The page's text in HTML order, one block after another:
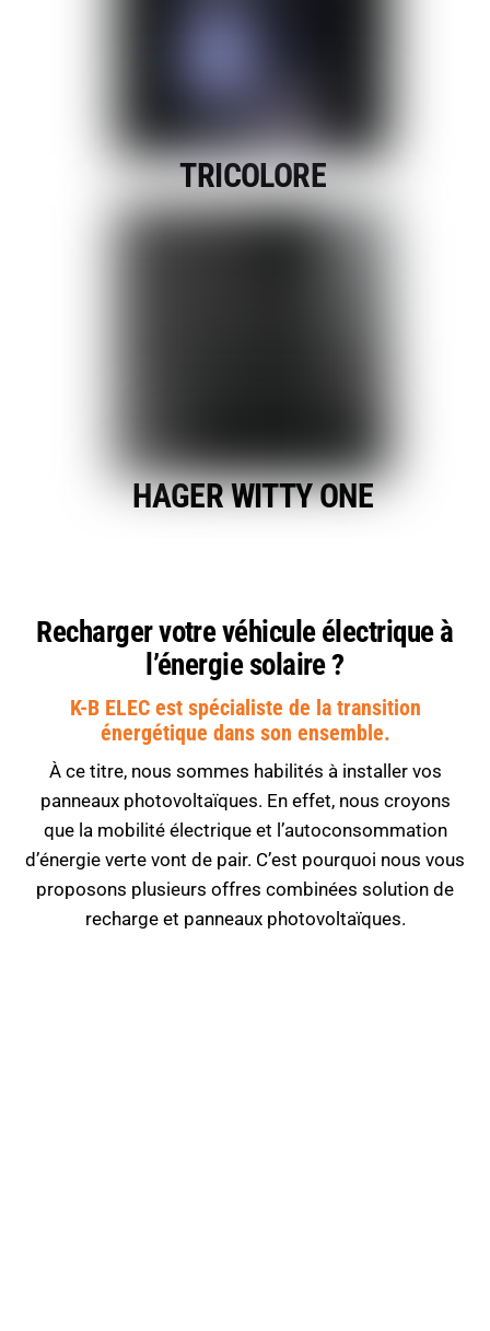
TRICOLORE
HAGER WITTY ONE
Recharger votre véhicule électrique à
l’énergie solaire ?
K-B ELEC est spécialiste de la transition
énergétique dans son ensemble.
À ce titre, nous sommes habilités à installer vos
panneaux photovoltaïques. En effet, nous croyons
que la mobilité électrique et l’autoconsommation
d’énergie verte vont de pair. C’est pourquoi nous vous
proposons plusieurs offres combinées solution de
recharge et panneaux photovoltaïques.